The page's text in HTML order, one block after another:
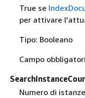
True se
per attivare
Tipo: Booleano
Campo
Numero di